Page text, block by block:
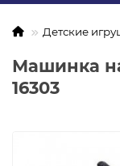
Детские
Машинка
16303